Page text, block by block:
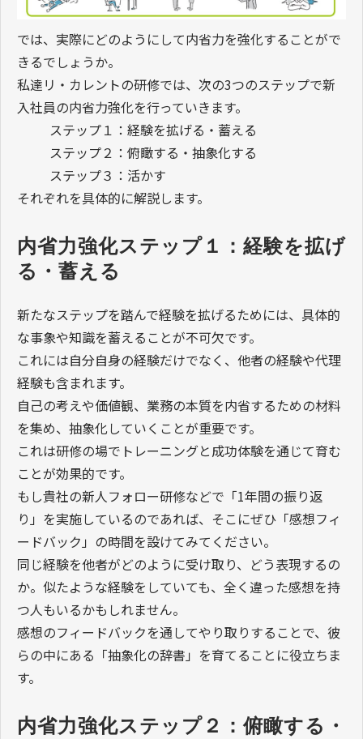
では、実際にどのようにして内省力を強化することがで
きるでしょうか。
私達リ・カレントの研修では、次の3つのステップで新
入社員の内省力強化を行っていきます。
ステップ１：経験を拡げる・蓄える
ステップ２：俯瞰する・抽象化する
ステップ３：活かす
それぞれを具体的に解説します。
内省力強化ステップ１：経験を拡げ
る・蓄える
新たなステップを踏んで経験を拡げるためには、具体的
な事象や知識を蓄えることが不可欠です。
これには自分自身の経験だけでなく、他者の経験や代理
経験も含まれます。
自己の考えや価値観、業務の本質を内省するための材料
を集め、抽象化していくことが重要です。
これは研修の場でトレーニングと成功体験を通じて育む
ことが効果的です。
もし貴社の新人フォロー研修などで「1年間の振り返
り」を実施しているのであれば、そこにぜひ「感想フィ
ードバック」の時間を設けてみてください。
同じ経験を他者がどのように受け取り、どう表現するの
か。似たような経験をしていても、全く違った感想を持
つ人もいるかもしれません。
感想のフィードバックを通してやり取りすることで、彼
らの中にある「抽象化の辞書」を育てることに役立ちま
す。
内省力強化ステップ２：俯瞰する・